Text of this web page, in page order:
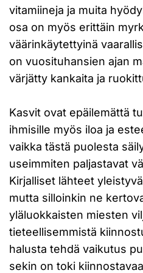
vitamiineja ja muita
osa on myös erittäin
väärinkäytettyinä
on vuosituhansien ajan
värjätty kankaita ja
Kasvit ovat epäilemättä
ihmisille myös iloa ja
vaikka tästä puolesta
useimmiten paljastavat
Kirjalliset lähteet
mutta silloinkin ne
yläluokkaisten miesten
tieteellisemmistä
halusta tehdä vaikutus
sekin on toki